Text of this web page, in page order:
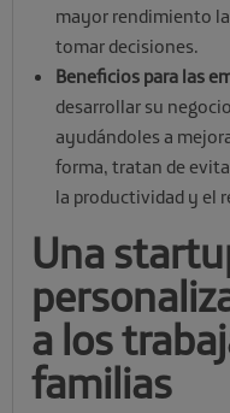
mayor rendimiento
tomar decisiones.
Beneficios para las
desarrollar su
ayudándoles a
forma, tratan de
la productividad y el
Una
a los
familias